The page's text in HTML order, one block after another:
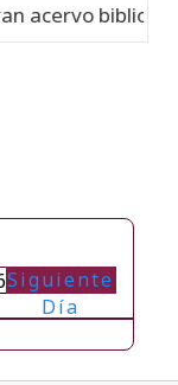
acervo
Siguiente
Día